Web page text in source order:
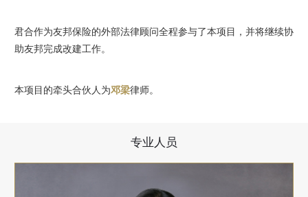
君合作为友邦保险的外部法律顾问全程参与了本项目，并将继续协
助友邦完成改建工作。
本项目的牵头合伙人为邓梁律师。
专业人员